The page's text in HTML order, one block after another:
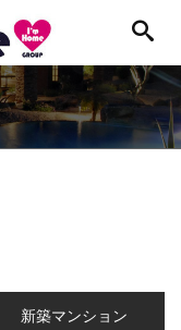
新築マンション